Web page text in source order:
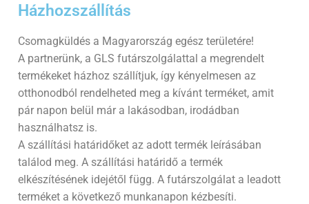
Házhozszállítás​
Csomagküldés a Magyarország egész területére!
A partnerünk, a GLS futárszolgálattal a megrendelt
termékeket házhoz szállítjuk, így kényelmesen az
otthonodból rendelheted meg a kívánt terméket, amit
pár napon belül már a lakásodban, irodádban
használhatsz is.
A szállítási határidőket az adott termék leírásában
találod meg. A szállítási határidő a termék
elkészítésének idejétől függ. A futárszolgálat a leadott
terméket a következő munkanapon kézbesíti.